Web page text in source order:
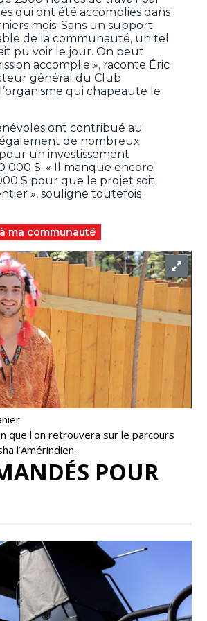
qui ont été accomplies dans
mois. Sans un support
de la communauté, un tel
pu voir le jour. On peut
accomplie », raconte Éric
général du Club
qui chapeaute le
ont contribué au
de nombreux
un investissement
000 $. « Il manque encore
$ pour que le projet soit
», souligne toutefois
ma communauté
que l'on retrouvera sur le parcours
l’Amérindien.
POUR